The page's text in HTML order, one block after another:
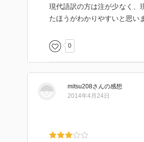
現代語訳の方は注が少なく、
たほうがわかりやすいと思い
0
mitsu208さんの感想
2014年4月24日